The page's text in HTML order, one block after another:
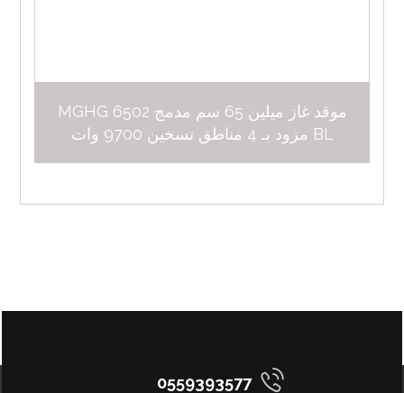
موقد غاز ميلين 65 سم مدمج MGHG 6502
BL مزود بـ 4 مناطق تسخين 9700 وات
0559393577